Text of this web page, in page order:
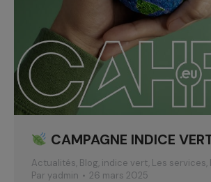
CAMPAGNE INDICE
Actualités, Blog, indice vert, Les services,
Par yadmin 26 mars 2025